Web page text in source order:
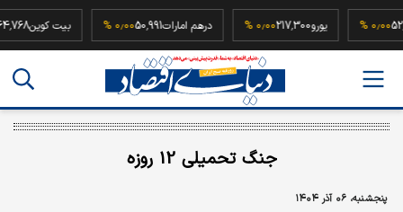
52,500,000 یورو217,300 درهم امارات50,991 بیت
جنگ تحمیلی 12 روزه
پنجشنبه، ۰۶ آذر ۱۴۰۴